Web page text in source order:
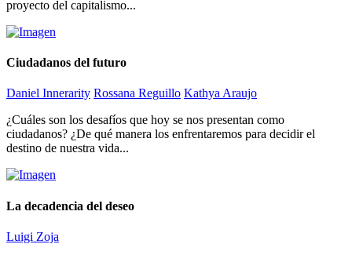
proyecto del capitalismo...
Ciudadanos del futuro
Daniel Innerarity Rossana Reguillo Kathya Araujo
¿Cuáles son los desafíos que hoy se nos presentan como
ciudadanos? ¿De qué manera los enfrentaremos para decidir el
destino de nuestra vida...
La decadencia del deseo
Luigi Zoja